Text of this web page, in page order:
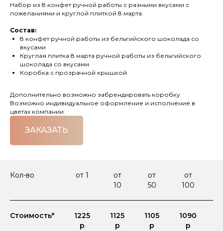
Набор из 8 конфет ручной работы с разными вкусами с
пожеланиями и круглой плиткой 8 марта.
Состав:
8 конфет ручной работы из бельгийского шоколада со
вкусами
Круглая плитка 8 марта ручной работы из бельгийского
шоколада со вкусами
Коробка с прозрачной крышкой
Дополнительно возможно забрендировать коробку
Возможно индивидуальное оформление и исполнение в
цветах компании.
ЗАКАЗАТЬ
Кол-во от 1
от
10
от
50
от
100
Стоимость*
1225
р
1125
р
1105
р
1090
р